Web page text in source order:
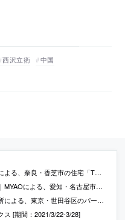
西沢立衛 中国
る、奈良・香芝市の住宅「TO…」
る、愛知・名古屋市の住宅「駒場町の家」
・世田谷区のパーソナルジム「THE REAL」
ス [期間：2021/3/22-3/28]